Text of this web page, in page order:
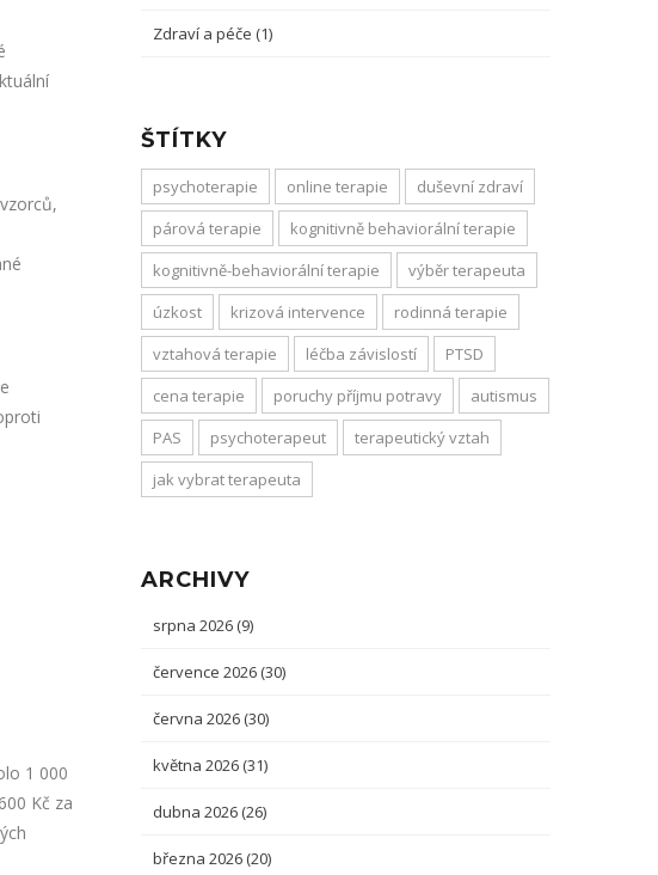
1 000
Kč za
Zdraví a péče (1)
ŠTÍTKY
psychoterapie online terapie
duševní zdraví
párová terapie
kognitivně behaviorální terapie
kognitivně-behaviorální terapie
výběr terapeuta
úzkost
krizová intervence
rodinná terapie
vztahová terapie
léčba závislostí
PTSD
cena terapie
poruchy příjmu potravy
autismus
PAS
psychoterapeut
terapeutický vztah
jak vybrat terapeuta
ARCHIVY
srpna 2026 (9)
července 2026 (30)
června 2026 (30)
května 2026 (31)
dubna 2026 (26)
března 2026 (20)